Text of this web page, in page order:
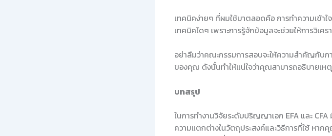
เทคนิคง่ายๆ ที่ผมใช้มาตลอดคือ การทำความเข้
เทคนิคใดๆ เพราะการรู้จักข้อมูลจะช่วยให้การวิเค
อย่าลืมว่าคณะกรรมการสอบจะให้ความสำคัญกับก
ของคุณ ดังนั้นทำให้แน่ใจว่าคุณสามารถอธิบายเห
บทสรุป
ในการทำงานวิจัยระดับปริญญาเอก EFA และ
ความแตกต่างในวัตถุประสงค์และวิธีการที่ใช้ หา